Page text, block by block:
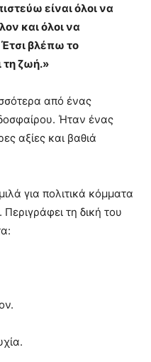
είναι όλοι να
και όλοι να
Έτσι βλέπω το
τη ζωή.»
από ένας
Ήταν ένας
αξίες και βαθιά
για πολιτικά κόμματα
Περιγράφει τη δική του